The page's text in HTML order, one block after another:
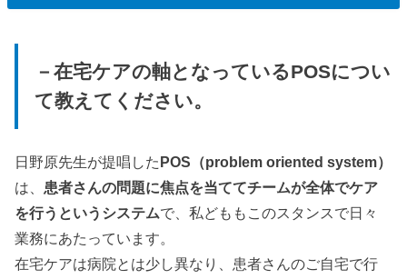
－在宅ケアの軸となっているPOSについ
て教えてください。
日野原先生が提唱したPOS（problem oriented system）
は、 患者さんの問題に焦点を当ててチームが全体でケア
を行うというシステムで、私どももこのスタンスで日々
業務にあたっています。
在宅ケアは病院とは少し異なり、患者さんのご自宅で行